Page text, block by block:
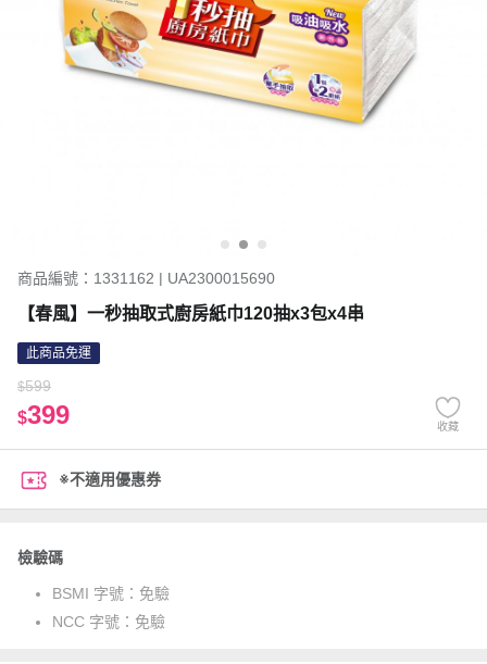
商品編號：1331162 | UA2300015690
【春風】一秒抽取式廚房紙巾120抽x3包x4串
此商品免運
$599
$399 收藏
※不適用優惠券
檢驗碼
BSMI 字號： 免驗
NCC 字號： 免驗